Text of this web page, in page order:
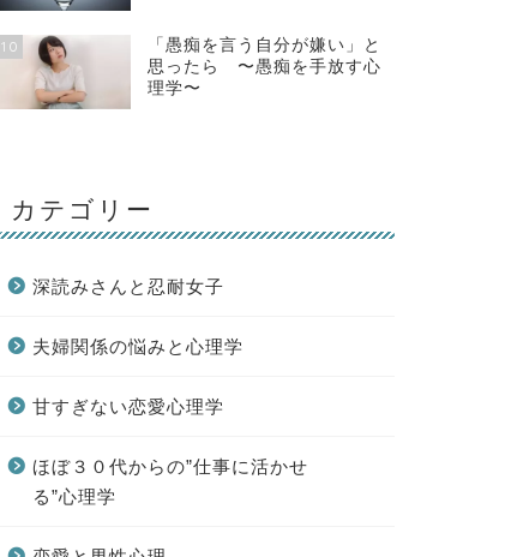
10
「愚痴を言う自分が嫌い」と
思ったら 〜愚痴を手放す心
理学〜
カテゴリー
深読みさんと忍耐女子
夫婦関係の悩みと心理学
甘すぎない恋愛心理学
ほぼ３０代からの”仕事に活かせ
る”心理学